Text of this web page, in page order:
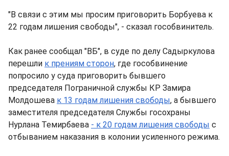
"В связи с этим мы просим приговорить Борбуева к
22 годам лишения свободы", - сказал гособвинитель.
Как ранее сообщал "ВБ", в суде по делу Садыркулова
перешли к прениям сторон, где гособвинение
попросило у суда приговорить бывшего
председателя Пограничной службы КР Замира
Молдошева к 13 годам лишения свободы, а бывшего
заместителя председателя Службы госохраны
Нурлана Темирбаева - к 20 годам лишения свободы с
отбыванием наказания в колонии усиленного режима.